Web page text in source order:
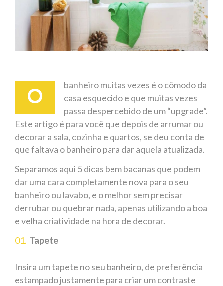
O
banheiro muitas vezes é o cômodo da
casa esquecido e que muitas vezes
passa despercebido de um “upgrade”.
Este artigo é para você que depois de arrumar ou
decorar a sala, cozinha e quartos, se deu conta de
que faltava o banheiro para dar aquela atualizada.
Separamos aqui 5 dicas bem bacanas que podem
dar uma cara completamente nova para o seu
banheiro ou lavabo, e o melhor sem precisar
derrubar ou quebrar nada, apenas utilizando a boa
e velha criatividade na hora de decorar.
Tapete
Insira um tapete no seu banheiro, de preferência
estampado justamente para criar um contraste